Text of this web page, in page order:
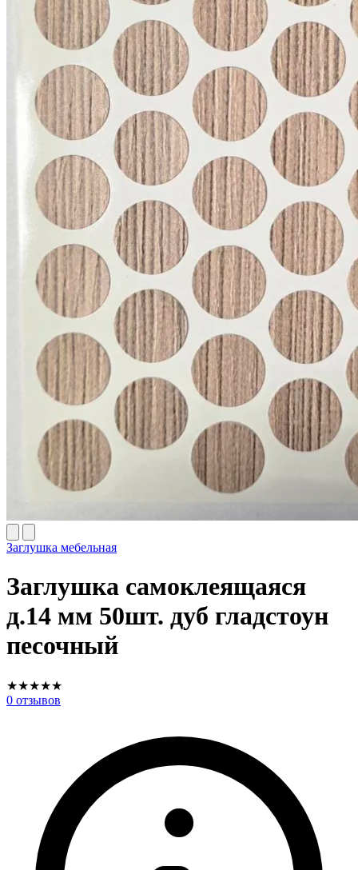
Заглушка мебельная
Заглушка самоклеящаяся
д.14 мм 50шт. дуб гладстоун
песочный
★★★★★
0 отзывов